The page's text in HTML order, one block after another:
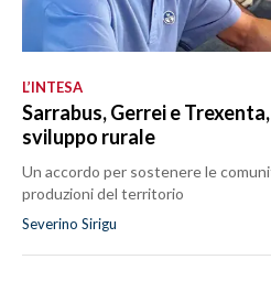
L’INTESA
Sarrabus, Gerrei e
sviluppo rurale
Un accordo per sostenere le
produzioni del territorio
Severino Sirigu